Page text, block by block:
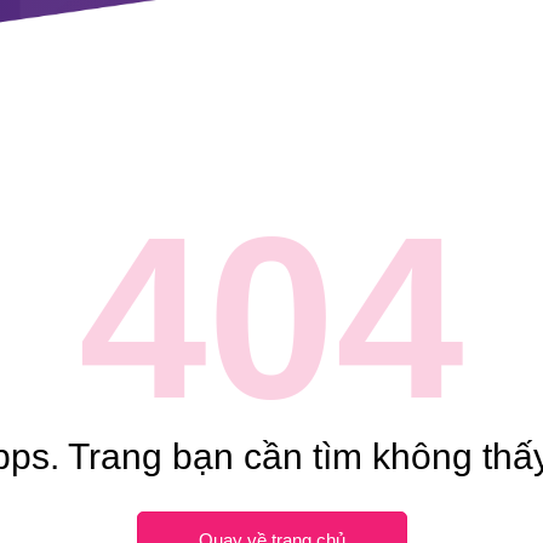
404
Trang bạn cần tìm không